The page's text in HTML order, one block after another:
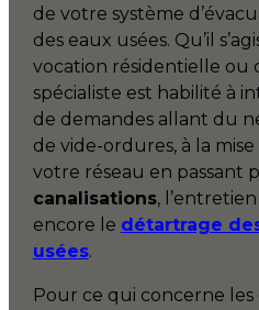
de votre système
des eaux usées. Qu’il
vocation résidentielle ou
spécialiste est habilité à
de demandes allant du
de vide-ordures, à la
votre réseau en passant
canalisations,
encore le détartrage
usées.
Pour ce qui concerne les